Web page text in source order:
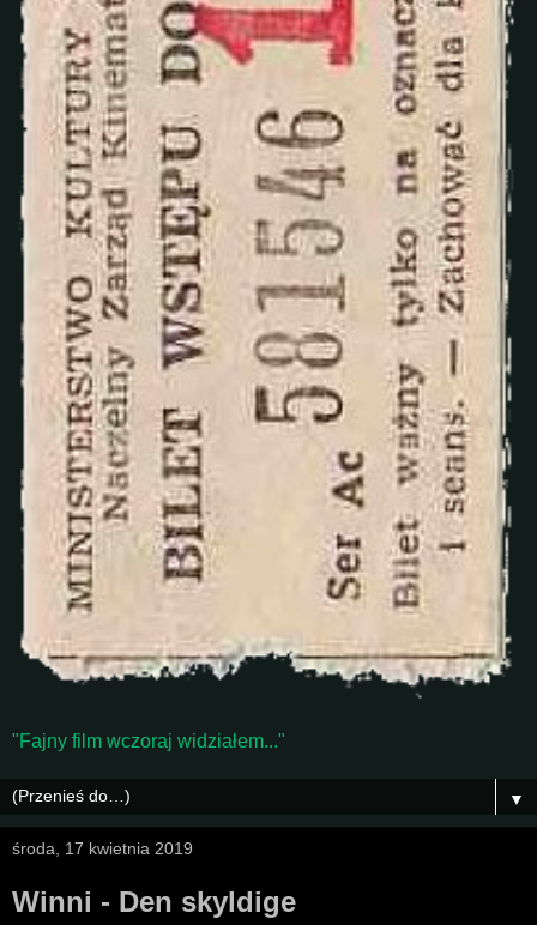
"Fajny film wczoraj widziałem..."
▼
środa, 17 kwietnia 2019
Winni - Den skyldige